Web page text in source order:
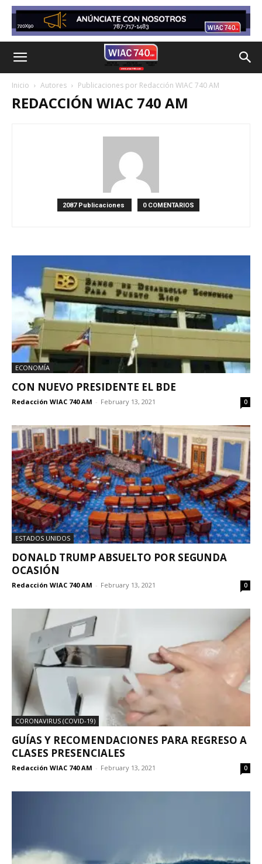
Inicio Autores Publicaciones por Redacción WIAC 740 AM
REDACCIÓN WIAC 740 AM
2087 Publicaciones 0 COMENTARIOS
ECONOMÍA
CON NUEVO PRESIDENTE EL BDE
Redacción WIAC 740 AM - February 13, 2021 0
ESTADOS UNIDOS
DONALD TRUMP ABSUELTO POR SEGUNDA
OCASIÓN
Redacción WIAC 740 AM - February 13, 2021 0
CORONAVIRUS (COVID-19)
GUÍAS Y RECOMENDACIONES PARA REGRESO A
CLASES PRESENCIALES
Redacción WIAC 740 AM - February 13, 2021 0